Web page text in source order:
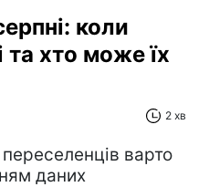
коли
та хто може їх
2 хв
варто
даних